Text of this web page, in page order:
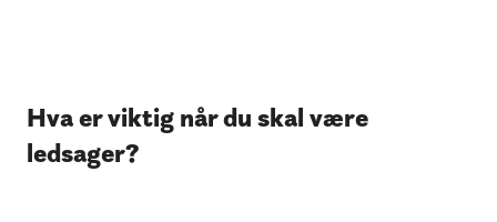
glattkjøringstime til egentreningpå en av våre
øvingsbaner!
Hva er viktig når du skal være
ledsager?